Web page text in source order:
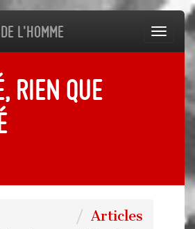
l'Homme
rien que
Articles